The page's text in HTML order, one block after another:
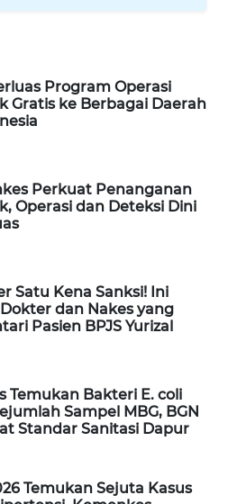
Program Operasi
Gratis ke Berbagai Daerah
Perkuat Penanganan
Operasi dan Deteksi Dini
Satu Kena Sanksi! Ini
dan Nakes yang
Pasien BPJS Yurizal
Temukan Bakteri E. coli
Sampel MBG, BGN
Standar Sanitasi Dapur
Temukan Sejuta Kasus